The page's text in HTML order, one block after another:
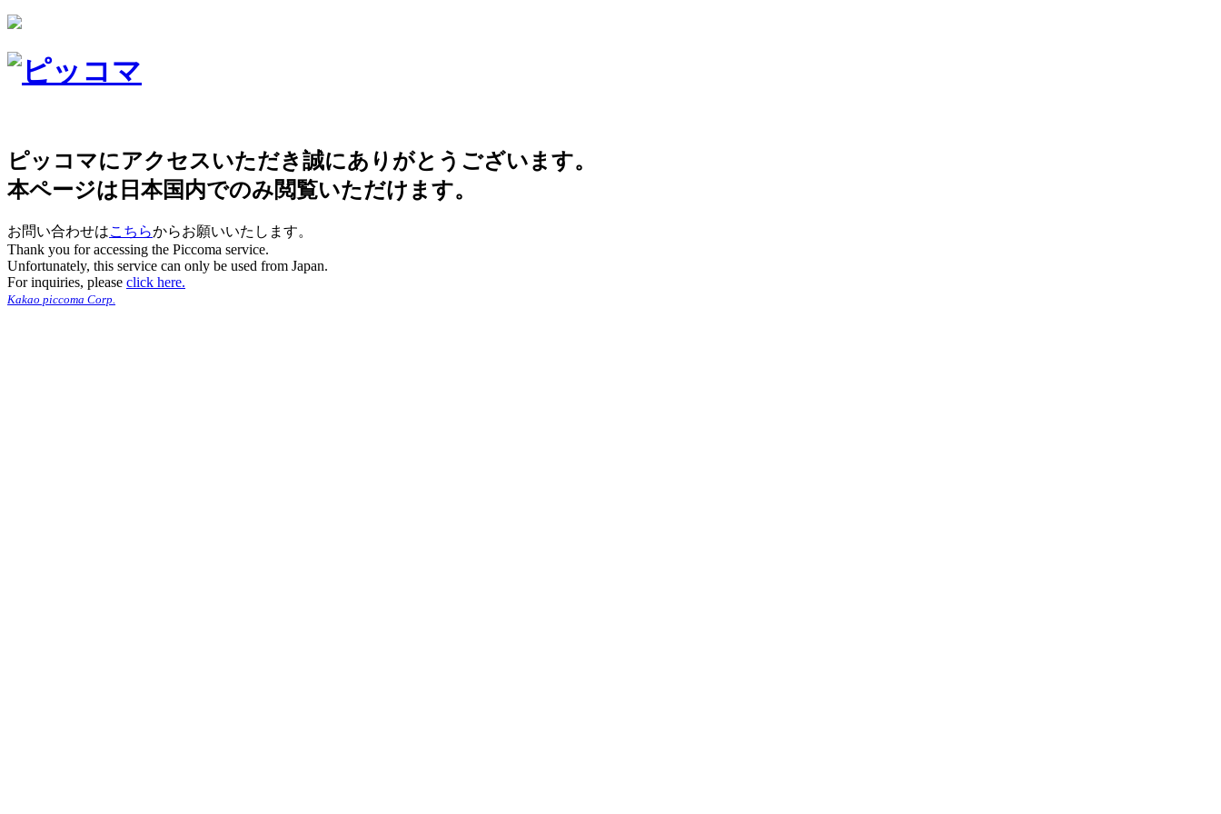
ピッコマにアクセスいただき誠にありがとうございます。
本ページは日本国内でのみ閲覧いただけます。
お問い合わせはこちらからお願いいたします。
Thank you for accessing the Piccoma service.
Unfortunately, this service can only be used from Japan.
For inquiries, please click here.
Kakao piccoma Corp.